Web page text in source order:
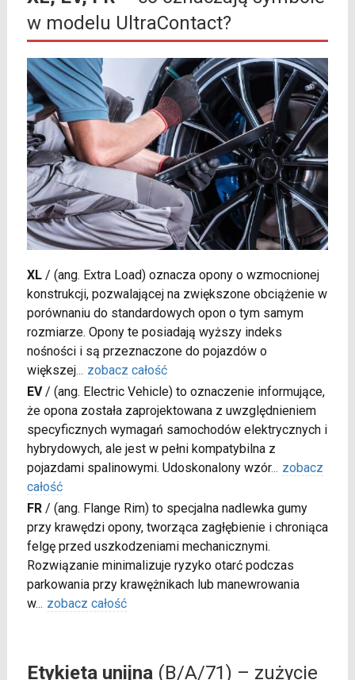
w modelu UltraContact?
XL/ (ang. Extra Load) oznacza opony o wzmocnionej
konstrukcji, pozwalającej na zwiększone obciążenie w
porównaniu do standardowych opon o tym samym
rozmiarze. Opony te posiadają wyższy indeks
nośności i są przeznaczone do pojazdów o
większej... zobacz całość
EV/ (ang. Electric Vehicle) to oznaczenie informujące,
że opona została zaprojektowana z uwzględnieniem
specyficznych wymagań samochodów elektrycznych i
hybrydowych, ale jest w pełni kompatybilna z
pojazdami spalinowymi. Udoskonalony wzór... zobacz
całość
FR/ (ang. Flange Rim) to specjalna nadlewka gumy
przy krawędzi opony, tworząca zagłębienie i chroniąca
felgę przed uszkodzeniami mechanicznymi.
Rozwiązanie minimalizuje ryzyko otarć podczas
parkowania przy krawężnikach lub manewrowania
w... zobacz całość
Etykieta unijna(B/A/71) – zużycie